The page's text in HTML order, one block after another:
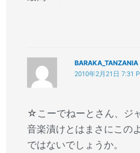
BARAKA_TANZANIA
2010年2月21日 7:31
☆こーでねーとさん、ジ
音楽漬けとはまさにこの
ではないでしょうか。